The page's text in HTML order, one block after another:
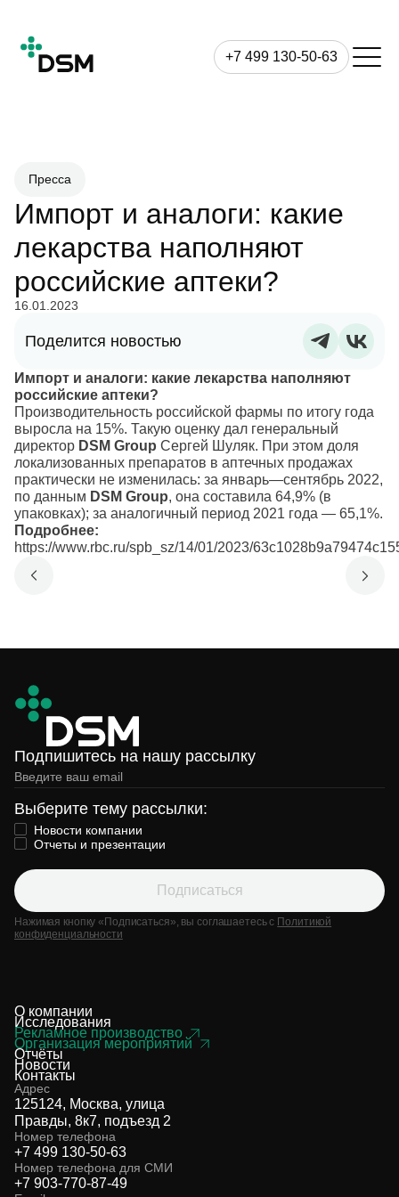
+7 499 130-50-63
Пресса
Импорт и аналоги: какие
лекарства наполняют
российские аптеки?
16.01.2023
Поделится новостью
Импорт и аналоги: какие лекарства наполняют
российские аптеки?
Производительность российской фармы по итогу года
выросла на 15%. Такую оценку дал генеральный
директор DSM Group Сергей Шуляк. При этом доля
локализованных препаратов в аптечных продажах
практически не изменилась: за январь—сентябрь 2022,
по данным DSM Group, она составила 64,9% (в
упаковках); за аналогичный период 2021 года — 65,1%.
Подробнее:
https://www.rbc.ru/spb_sz/14/01/2023/
Подпишитесь на нашу рассылку
Выберите тему рассылки:
Новости компании
Отчеты и презентации
Подписаться
Нажимая кнопку «Подписаться», вы соглашаетесь с Политикой
конфиденциальности
О компании
Исследования
Рекламное производство
Организация мероприятий
Отчёты
Новости
Контакты
Адрес
125124, Москва, улица
Правды, 8к7, подъезд 2
Номер телефона
+7 499 130-50-63
Номер телефона для СМИ
+7 903-770-87-49